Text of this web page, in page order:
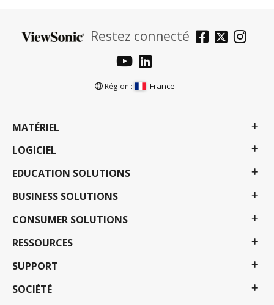
Restez connecté
Région : France
MATÉRIEL
LOGICIEL
EDUCATION SOLUTIONS
BUSINESS SOLUTIONS
CONSUMER SOLUTIONS
RESSOURCES
SUPPORT
SOCIÉTÉ